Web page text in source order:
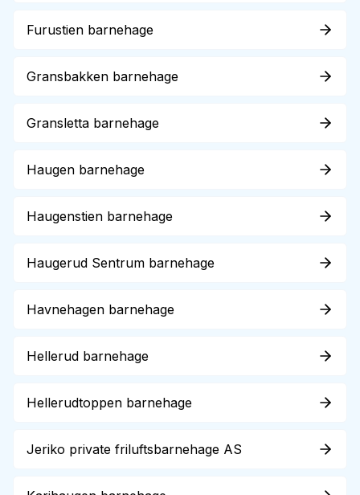
Furustien barnehage
Gransbakken barnehage
Gransletta barnehage
Haugen barnehage
Haugenstien barnehage
Haugerud Sentrum barnehage
Havnehagen barnehage
Hellerud barnehage
Hellerudtoppen barnehage
Jeriko private friluftsbarnehage AS